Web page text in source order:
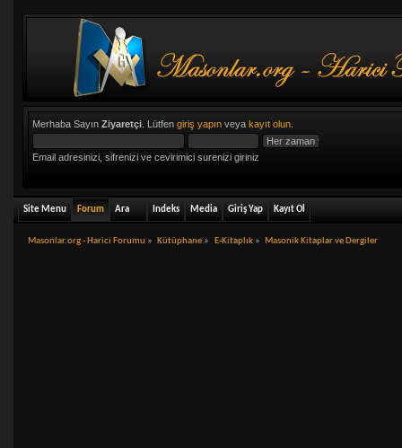
Merhaba Sayın Ziyaretçi. Lütfen giriş yapınveya kayıt olun.
Email adresinizi, sifrenizi ve cevirimici surenizi giriniz
Site Menu Forum Ara Indeks Media Giriş Yap Kayıt Ol
Masonlar.org - Harici Forumu » Kütüphane » E-Kitaplık» Masonik Kitaplar ve Dergiler